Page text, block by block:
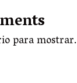
para mostrar.